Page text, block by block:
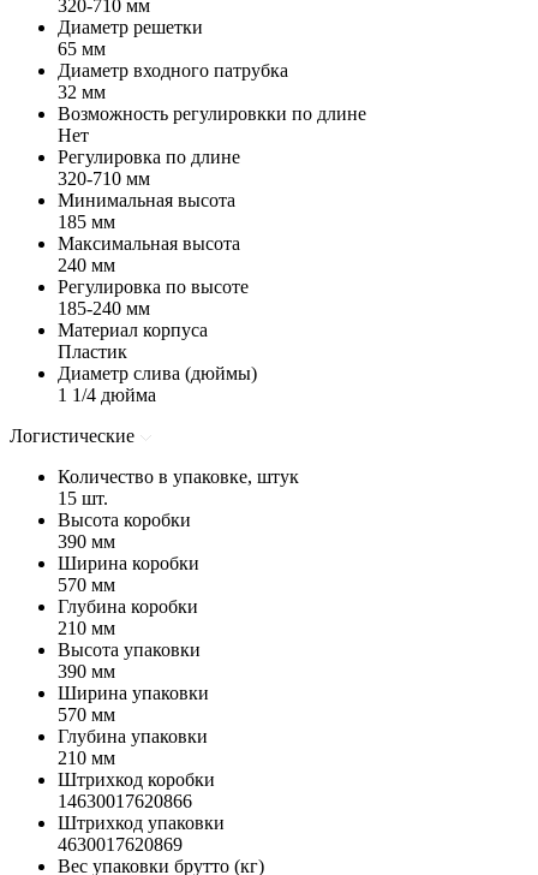
320-710 мм
Диаметр решетки
65 мм
Диаметр входного патрубка
32 мм
Возможность регулировкки по длине
Нет
Регулировка по длине
320-710 мм
Минимальная высота
185 мм
Максимальная высота
240 мм
Регулировка по высоте
185-240 мм
Материал корпуса
Пластик
Диаметр слива (дюймы)
1 1/4 дюйма
Логистические
Количество в упаковке, штук
15 шт.
Высота коробки
390 мм
Ширина коробки
570 мм
Глубина коробки
210 мм
Высота упаковки
390 мм
Ширина упаковки
570 мм
Глубина упаковки
210 мм
Штрихкод коробки
14630017620866
Штрихкод упаковки
4630017620869
Вес упаковки брутто (кг)